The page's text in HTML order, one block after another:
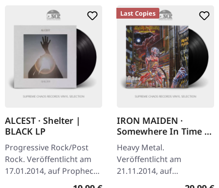
ALCEST · Shelter |
BLACK LP
Progressive Rock/Post
Rock. Veröffentlicht am
17.01.2014, auf Prophecy
Productions. Schwarzes
Last Copies
IRON MAIDEN ·
Somewhere In Time |
BLACK LP
Heavy Metal.
Veröffentlicht am
21.11.2014, auf
Parlophone Records.